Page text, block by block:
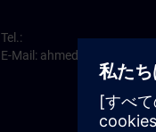
Tel.:
E-Mail: